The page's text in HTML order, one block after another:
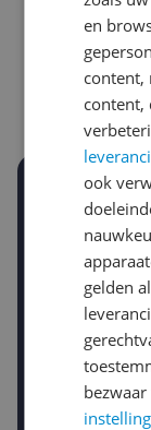
Goedkoopste nu
€ 49,95
Stel een
Krijg een
Jouw e-
Gewenste
-5% -10%
en
content,
content,
ook
gelden